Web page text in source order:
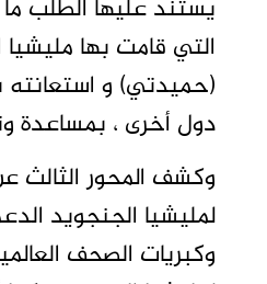
التي قامت بها
(حميدتي) و
دول أخرى ، بمساعدة
وكشف المحور الثالث
لمليشيا الجنجويد
وكبريات الصحف